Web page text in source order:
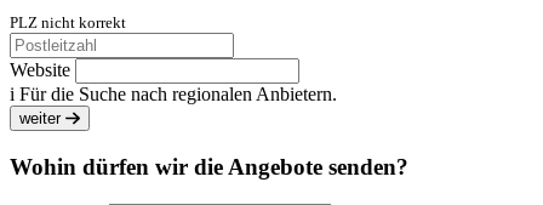
PLZ nicht korrekt
Website
i Für die Suche nach regionalen Anbietern.
weiter
Wohin dürfen wir die Angebote senden?